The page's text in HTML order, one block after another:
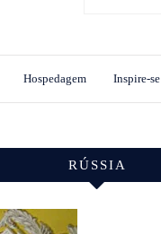
Hospedagem Inspire-se
RÚSSIA